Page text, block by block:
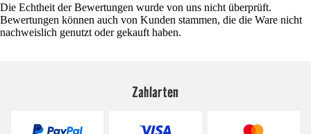
Die Echtheit der Bewertungen wurde von uns nicht überprüft.
Bewertungen können auch von Kunden stammen, die die Ware nicht
nachweislich genutzt oder gekauft haben.
Zahlarten